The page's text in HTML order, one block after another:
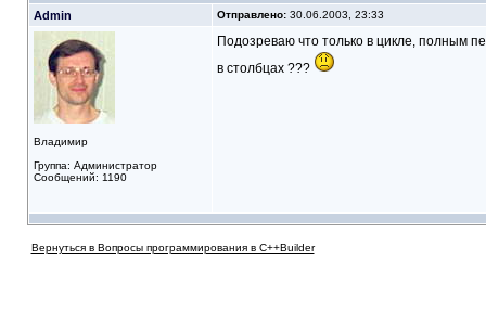
Admin Отправлено:30.06.2003, 23:33
Владимир
Группа: Администратор
Сообщений: 1190
Подозреваю что только в цикле, полным
в столбцах ???
Вернуться в Вопросы программирования в C++Builder